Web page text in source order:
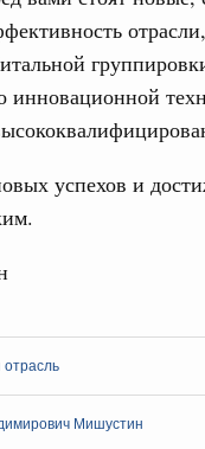
инновационной
успехов и
отрасль
Мишустин
топлива
совещание по
проекты
Новороссии
труда и
по